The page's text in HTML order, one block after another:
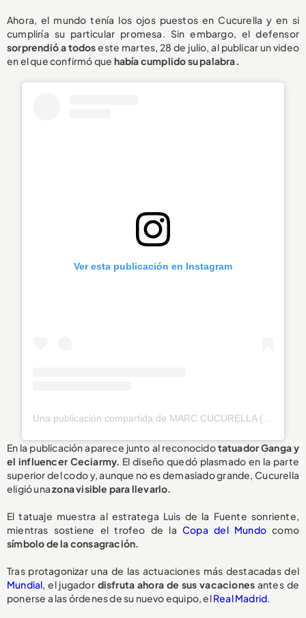
Ahora, el mundo tenía los ojos puestos en Cucurella y en si
cumpliría su particular promesa. Sin embargo, el defensor
sorprendió a todoseste martes, 28 de julio, al publicar un video
en el que confirmó que había cumplido su palabra.
Ver esta publicación en Instagram
En la publicación aparece junto al reconocidotatuador Ganga y
el influencer Ceciarmy. El diseño quedó plasmado en la parte
superior del codo y, aunque no es demasiado grande, Cucurella
eligió unazona visible para llevarlo.
El tatuaje muestra al estratega Luis de la Fuente sonriente,
mientras sostiene el trofeo de laCopa del Mundocomo
símbolo de la consagración.
Tras protagonizar una de las actuaciones más destacadas del
Mundial, el jugadordisfruta ahora de sus vacaciones antes de
ponerse a las órdenes de su nuevo equipo, elReal Madrid.